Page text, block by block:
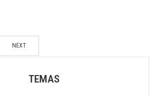
NEXT
TEMAS